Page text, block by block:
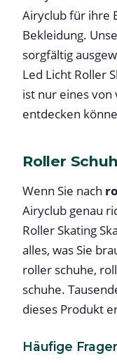
Airyclub für ihre
Bekleidung.
sorgfältig
Led Licht Roller
ist nur eines von
entdecken
Roller
Wenn Sie nach
Airyclub genau
Roller Skating
alles, was Sie
roller schuhe,
schuhe.
dieses Produkt
Häufige